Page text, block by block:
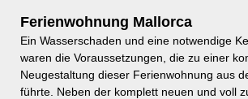
Ferienwohnung Mallorca
Ein Wasserschaden und eine notwendige
waren die Voraussetzungen, die zu einer
Neugestaltung dieser Ferienwohnung aus
führte. Neben der komplett neuen und voll